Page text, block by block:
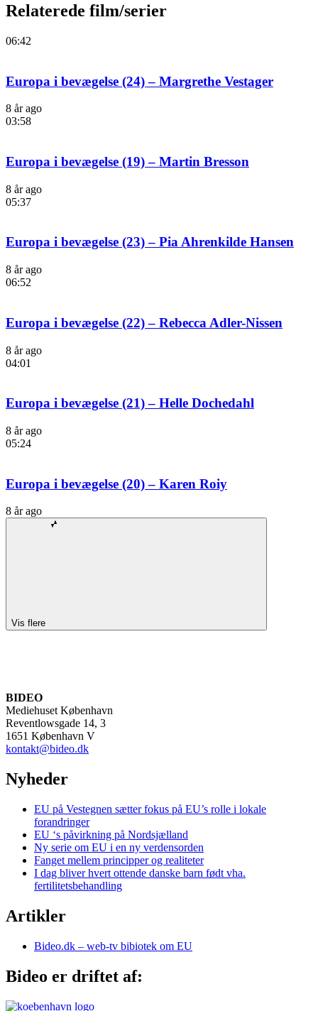
Relaterede film/serier
06:42
Europa i bevægelse (24) – Margrethe Vestager
8 år ago
03:58
Europa i bevægelse (19) – Martin Bresson
8 år ago
05:37
Europa i bevægelse (23) – Pia Ahrenkilde Hansen
8 år ago
06:52
Europa i bevægelse (22) – Rebecca Adler-Nissen
8 år ago
04:01
Europa i bevægelse (21) – Helle Dochedahl
8 år ago
05:24
Europa i bevægelse (20) – Karen Roiy
8 år ago
Vis flere
BIDEO
Mediehuset København
Reventlowsgade 14, 3
1651 København V
kontakt@bideo.dk
Nyheder
EU på Vestegnen sætter fokus på EU’s rolle i lokale
forandringer
EU ‘s påvirkning på Nordsjælland
Ny serie om EU i en ny verdensorden
Fanget mellem principper og realiteter
I dag bliver hvert ottende danske barn født vha.
fertilitetsbehandling
Artikler
Bideo.dk – web-tv bibiotek om EU
Bideo er driftet af: